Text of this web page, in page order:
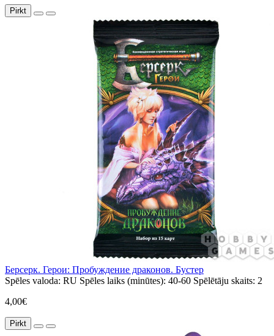
Pirkt
Берсерк. Герои: Пробуждение драконов. Бустер
Spēles valoda: RU Spēles laiks (minūtes): 40-60 Spēlētāju skaits: 2
4,00€
Pirkt